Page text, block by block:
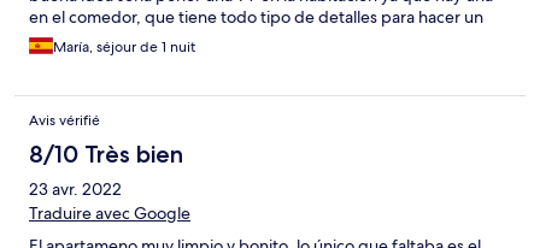
en el comedor, que tiene todo tipo de detalles para hacer un
tentempié. Me parece que por parte de hotels.com deberían
poner teléfono del cliente para informar por ej q la recepción
María, séjour de 1 nuit
Avis vérifié
8/10 Très bien
23 avr. 2022
Traduire avec Google